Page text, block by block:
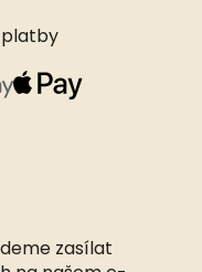
zasílat